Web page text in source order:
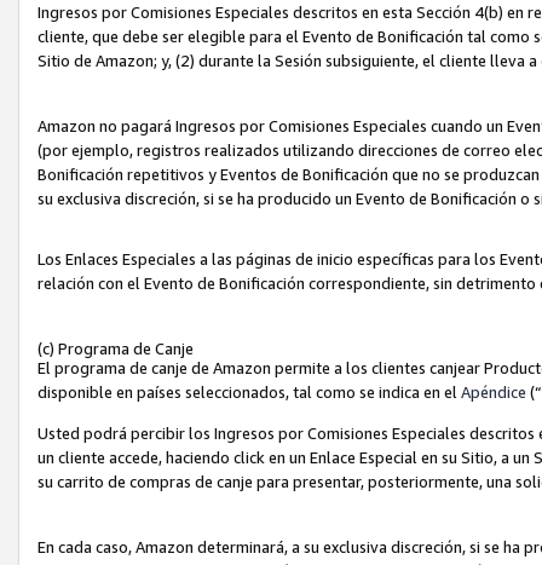
Ingresos por Comisiones Especiales descritos en esta Sección 4(b) en
cliente, que debe ser elegible para el Evento de Bonificación tal como
Sitio de Amazon; y, (2) durante la Sesión subsiguiente, el cliente lleva
Amazon no pagará Ingresos por Comisiones Especiales cuando un
(por ejemplo, registros realizados utilizando direcciones de correo
Bonificación repetitivos y Eventos de Bonificación que no se
su exclusiva discreción, si se ha producido un Evento de Bonificación
Los Enlaces Especiales a las páginas de inicio específicas para los
relación con el Evento de Bonificación correspondiente, sin
(c) Programa de Canje
El programa de canje de Amazon permite a los clientes canjear
disponible en países seleccionados, tal como se indica en el Apéndice
Usted podrá percibir los Ingresos por Comisiones Especiales
un cliente accede, haciendo click en un Enlace Especial en su Sitio, a
su carrito de compras de canje para presentar, posteriormente, una
En cada caso, Amazon determinará, a su exclusiva discreción, si se